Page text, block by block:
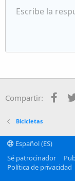
Tamaño del texto
9
Color deFuente
AlineamientoAlineación
Paragraph
CitarMultimedia
Insert
RehacerCambiar a
Eliminar
Escribe la
Compartir:
Bicicletas
Español (ES)
Sé patrocinador
Política de privacidad